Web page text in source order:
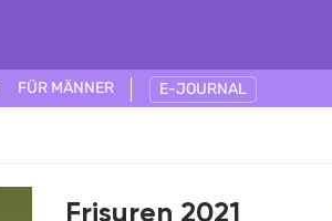
FÜR MÄNNER E-JOURNAL
Frisuren 2021